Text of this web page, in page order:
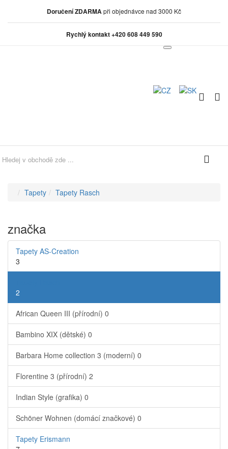
Doručení ZDARMApři objednávce nad 3000 Kč
Rychlý kontakt +420 608 449 590
Tapety Tapety Rasch
značka
Tapety AS-Creation
3
2
African Queen III (přírodní) 0
Bambino XIX (dětské) 0
Barbara Home collection 3 (moderní) 0
Florentine 3 (přírodní) 2
Indian Style (grafika) 0
Schöner Wohnen (domácí značkové) 0
Tapety Erismann